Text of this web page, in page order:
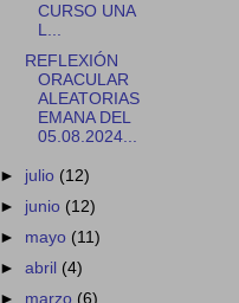
CURSO UNA
L...
REFLEXIÓN
ORACULAR
ALEATORIAS
EMANA DEL
05.08.2024...
► julio (12)
► junio (12)
► mayo (11)
►abril (4)
► marzo (6)